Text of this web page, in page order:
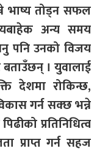
भाष्य तोड्न सफल
अन्य समय
पनि उनको विजय
। युवालाई
देशमा रोकिन्छ,
गर्न सक्छ भन्ने
प्रतिनिधित्व
प्राप्त गर्न सहज